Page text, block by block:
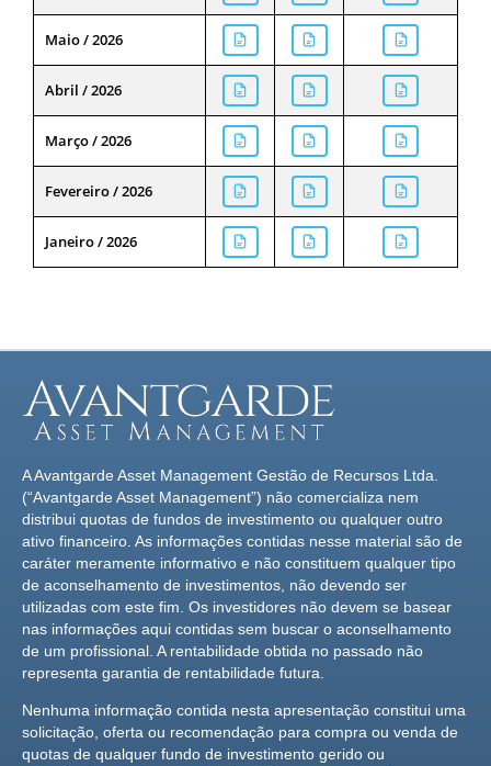
Maio / 2026
Abril / 2026
Março / 2026
Fevereiro / 2026
Janeiro / 2026
A Avantgarde Asset Management Gestão de Recursos Ltda.
(“Avantgarde Asset Management”) não comercializa nem
distribui quotas de fundos de investimento ou qualquer outro
ativo financeiro. As informações contidas nesse material são de
caráter meramente informativo e não constituem qualquer tipo
de aconselhamento de investimentos, não devendo ser
utilizadas com este fim. Os investidores não devem se basear
nas informações aqui contidas sem buscar o aconselhamento
de um profissional. A rentabilidade obtida no passado não
representa garantia de rentabilidade futura.
Nenhuma informação contida nesta apresentação constitui uma
solicitação, oferta ou recomendação para compra ou venda de
quotas de qualquer fundo de investimento gerido ou